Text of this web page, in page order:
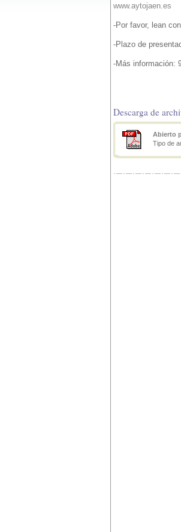
www.aytojaen.es
-Por favor, lean
-Plazo de
-Más información:
Descarga de
Abierto
Tipo de